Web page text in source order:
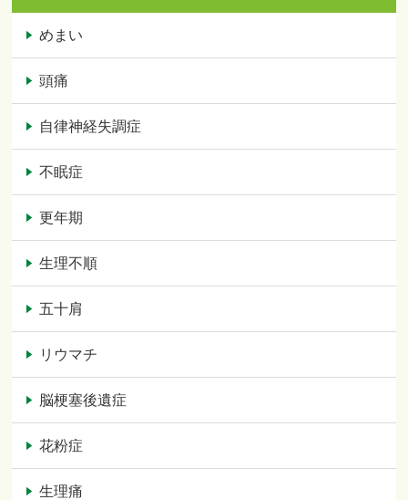
めまい
頭痛
自律神経失調症
不眠症
更年期
生理不順
五十肩
リウマチ
脳梗塞後遺症
花粉症
生理痛